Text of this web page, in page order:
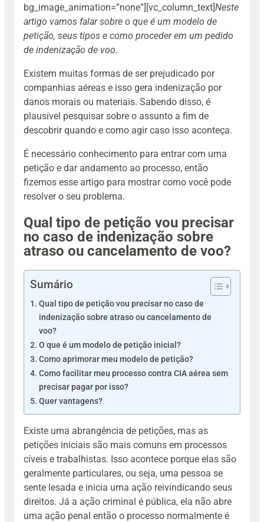
bg_image_animation=”none”][vc_column_text]Neste
artigo vamos falar sobre o que é um modelo de
petição, seus tipos e como proceder em um pedido
de indenização de voo.
Existem muitas formas de ser prejudicado por
companhias aéreas e isso gera indenização por
danos morais ou materiais. Sabendo disso, é
plausível pesquisar sobre o assunto a fim de
descobrir quando e como agir caso isso aconteça.
É necessário conhecimento para entrar com uma
petição e dar andamento ao processo, então
fizemos esse artigo para mostrar como você pode
resolver o seu problema.
Qual tipo de petição vou precisar
no caso de indenização sobre
atraso ou cancelamento de voo?
Sumário
Qual tipo de petição vou precisar no caso de
indenização sobre atraso ou cancelamento de
voo?
O que é um modelo de petição inicial?
Como aprimorar meu modelo de petição?
Como facilitar meu processo contra CIA aérea sem
precisar pagar por isso?
Quer vantagens?
Existe uma abrangência de petições, mas as
petições iniciais são mais comuns em processos
cíveis e trabalhistas. Isso acontece porque elas são
geralmente particulares, ou seja, uma pessoa se
sente lesada e inicia uma ação reivindicando seus
direitos. Já a ação criminal é pública, ela não abre
uma ação penal então o processo normalmente é